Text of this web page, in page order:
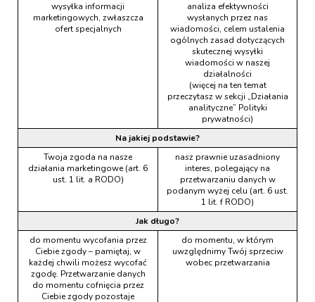
wysyłka informacji
marketingowych, zwłaszcza
ofert specjalnych
analiza efektywności
wysłanych przez nas
wiadomości, celem ustalenia
ogólnych zasad dotyczących
skutecznej wysyłki
wiadomości w naszej
działalności
(więcej na ten temat
przeczytasz w sekcji „Działania
analityczne” Polityki
prywatności)
Na jakiej podstawie?
Twoja zgoda na nasze
działania marketingowe (art. 6
ust. 1 lit. a RODO)
nasz prawnie uzasadniony
interes, polegający na
przetwarzaniu danych w
podanym wyżej celu (art. 6 ust.
1 lit. f RODO)
Jak długo?
do momentu wycofania przez
Ciebie zgody – pamiętaj, w
każdej chwili możesz wycofać
zgodę. Przetwarzanie danych
do momentu cofnięcia przez
Ciebie zgody pozostaje
do momentu, w którym
uwzględnimy Twój sprzeciw
wobec przetwarzania